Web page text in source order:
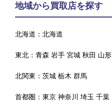
地域から買取店を探す
北海道：北海道
東北：青森 岩手 宮城 秋田 山形
北関東：茨城 栃木 群馬
首都圏：東京 神奈川 埼玉 千葉